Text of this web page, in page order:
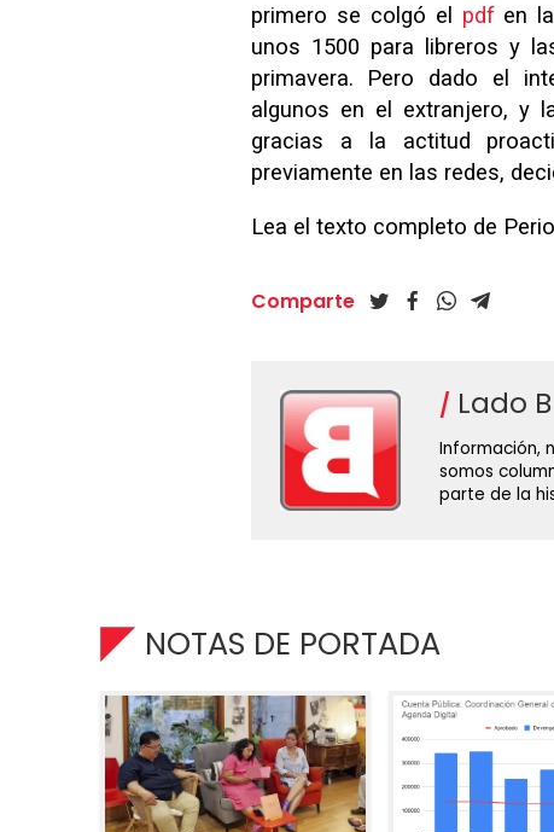
primero se colgó el pdfen la
unos 1500 para libreros y
primavera. Pero dado el
algunos en el extranjero, y
gracias a la actitud
previamente en las redes,
Lea el texto completo de
Comparte
Lado B
Información,
somos
parte de la
NOTAS DE PORTADA